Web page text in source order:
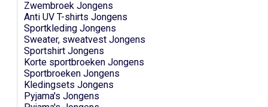
Zwembroek Jongens
Anti UV T-shirts Jongens
Sportkleding Jongens
Sweater, sweatvest Jongens
Sportshirt Jongens
Korte sportbroeken Jongens
Sportbroeken Jongens
Kledingsets Jongens
Pyjama's Jongens